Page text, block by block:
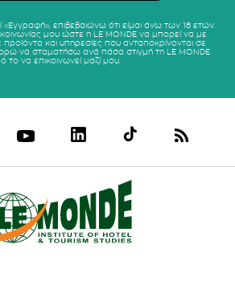
επιβεβαιώνω ότι είμαι άνω των 18 ετών.
μου ώστε η LE MONDE να μπορεί να με
και υπηρεσίες που ανταποκρίνονται σε
να σταματήσω ανά πάσα στιγμή τη LE MONDE
το να επικοινωνεί μαζί μου.